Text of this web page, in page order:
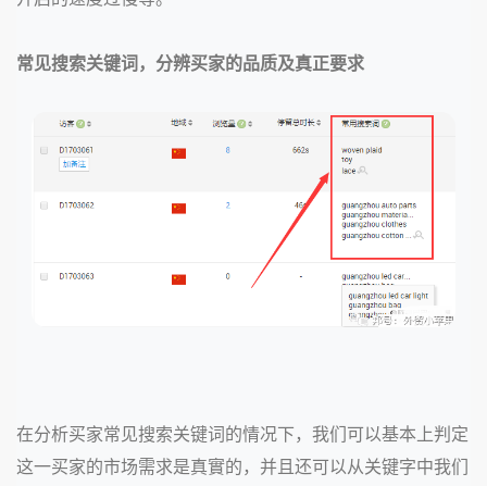
常见搜索关键词，分辨买家的品质及真正要求
在分析买家常见搜索关键词的情况下，我们可以基本上判定
这一买家的市场需求是真實的，并且还可以从关键字中我们